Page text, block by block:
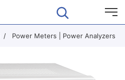
Power Meters | Power Analyzers